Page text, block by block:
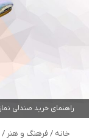
راهنمای خرید صندلی نماز
خانه / فرهنگ و هنر /